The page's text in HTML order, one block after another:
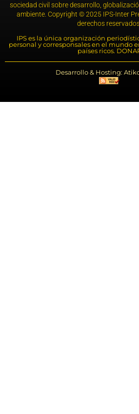
sociedad civil sobre desarrollo,
ambiente. Copyright © 2025 IPS-Inter
derechos
IPS es la única organización
personal y corresponsales en el mundo
países ricos.
Desarrollo & Hosting: